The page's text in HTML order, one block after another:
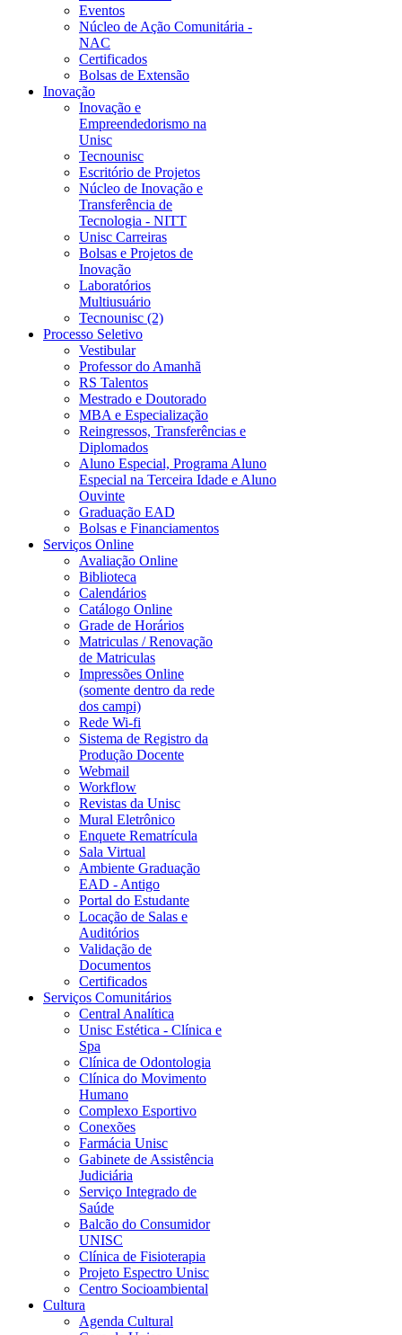
Eventos
Núcleo de Ação Comunitária -
NAC
Certificados
Bolsas de Extensão
Inovação
Inovação e
Empreendedorismo na
Unisc
Tecnounisc
Escritório de Projetos
Núcleo de Inovação e
Transferência de
Tecnologia - NITT
Unisc Carreiras
Bolsas e Projetos de
Inovação
Laboratórios
Multiusuário
Tecnounisc (2)
Processo Seletivo
Vestibular
Professor do Amanhã
RS Talentos
Mestrado e Doutorado
MBA e Especialização
Reingressos, Transferências e
Diplomados
Aluno Especial, Programa Aluno
Especial na Terceira Idade e Aluno
Ouvinte
Graduação EAD
Bolsas e Financiamentos
Serviços Online
Avaliação Online
Biblioteca
Calendários
Catálogo Online
Grade de Horários
Matriculas / Renovação
de Matriculas
Impressões Online
(somente dentro da rede
dos campi)
Rede Wi-fi
Sistema de Registro da
Produção Docente
Webmail
Workflow
Revistas da Unisc
Mural Eletrônico
Enquete Rematrícula
Sala Virtual
Ambiente Graduação
EAD - Antigo
Portal do Estudante
Locação de Salas e
Auditórios
Validação de
Documentos
Certificados
Serviços Comunitários
Central Analítica
Unisc Estética - Clínica e
Spa
Clínica de Odontologia
Clínica do Movimento
Humano
Complexo Esportivo
Conexões
Farmácia Unisc
Gabinete de Assistência
Judiciária
Serviço Integrado de
Saúde
Balcão do Consumidor
UNISC
Clínica de Fisioterapia
Projeto Espectro Unisc
Centro Socioambiental
Cultura
Agenda Cultural